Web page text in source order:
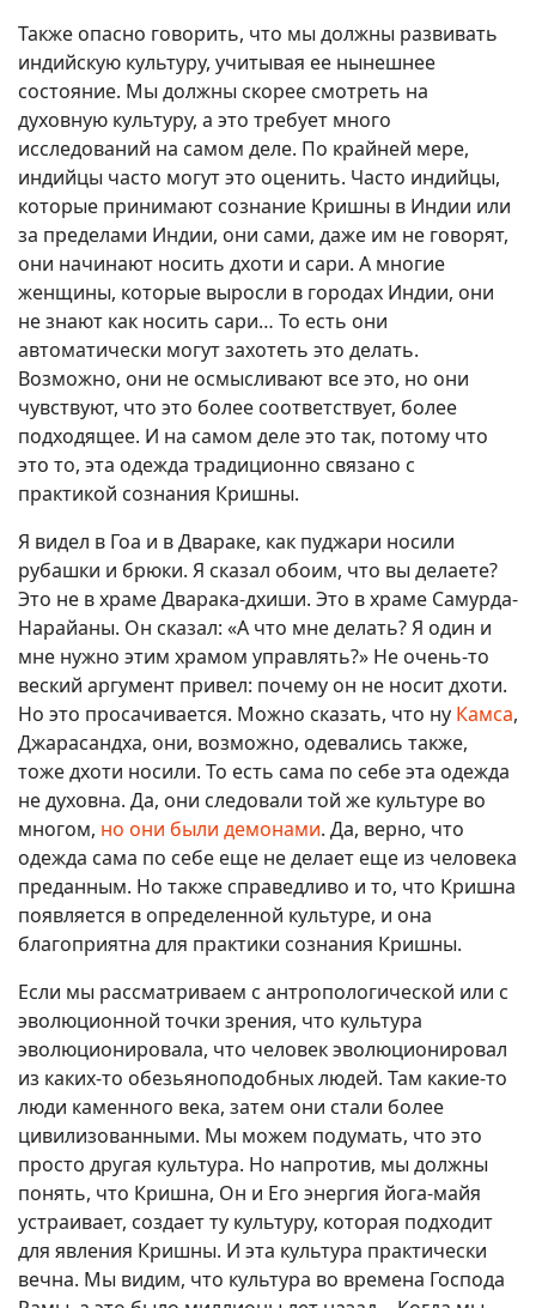
Также опасно говорить, что мы должны развивать
индийскую культуру, учитывая ее нынешнее
состояние. Мы должны скорее смотреть на
духовную культуру, а это требует много
исследований на самом деле. По крайней мере,
индийцы часто могут это оценить. Часто индийцы,
которые принимают сознание Кришны в Индии или
за пределами Индии, они сами, даже им не говорят,
они начинают носить дхоти и сари. А многие
женщины, которые выросли в городах Индии, они
не знают как носить сари… То есть они
автоматически могут захотеть это делать.
Возможно, они не осмысливают все это, но они
чувствуют, что это более соответствует, более
подходящее. И на самом деле это так, потому что
это то, эта одежда традиционно связано с
практикой сознания Кришны.
Я видел в Гоа и в Двараке, как пуджари носили
рубашки и брюки. Я сказал обоим, что вы делаете?
Это не в храме Дварака-дхиши. Это в храме Самурда-
Нарайаны. Он сказал: «А что мне делать? Я один и
мне нужно этим храмом управлять?» Не очень-то
веский аргумент привел: почему он не носит дхоти.
Но это просачивается. Можно сказать, что ну Камса,
Джарасандха, они, возможно, одевались также,
тоже дхоти носили. То есть сама по себе эта одежда
не духовна. Да, они следовали той же культуре во
многом, но они были демонами. Да, верно, что
одежда сама по себе еще не делает еще из человека
преданным. Но также справедливо и то, что Кришна
появляется в определенной культуре, и она
благоприятна для практики сознания Кришны.
Если мы рассматриваем с антропологической или с
эволюционной точки зрения, что культура
эволюционировала, что человек эволюционировал
из каких-то обезьяноподобных людей. Там какие-то
люди каменного века, затем они стали более
цивилизованными. Мы можем подумать, что это
просто другая культура. Но напротив, мы должны
понять, что Кришна, Он и Его энергия йога-майя
устраивает, создает ту культуру, которая подходит
для явления Кришны. И эта культура практически
вечна. Мы видим, что культура во времена Господа